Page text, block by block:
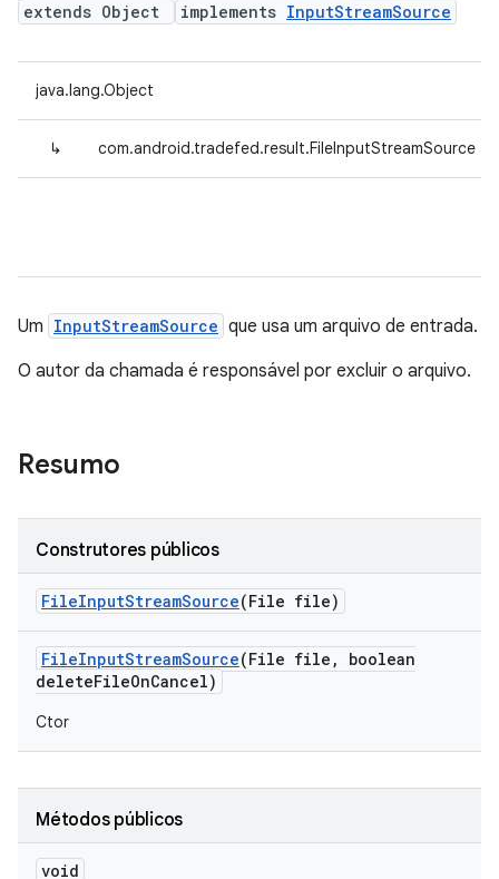
extends Object
implements InputStreamSource
java.lang.Object
↳ com.android.tradefed.result.FileInputStreamSource
Um InputStreamSource que usa um arquivo de entrada.
O autor da chamada é responsável por excluir o arquivo.
Resumo
Construtores públicos
FileInputStreamSource(File file)
FileInputStreamSource(File file ,
boolean
deleteFileOnCancel)
Ctor
Métodos públicos
void